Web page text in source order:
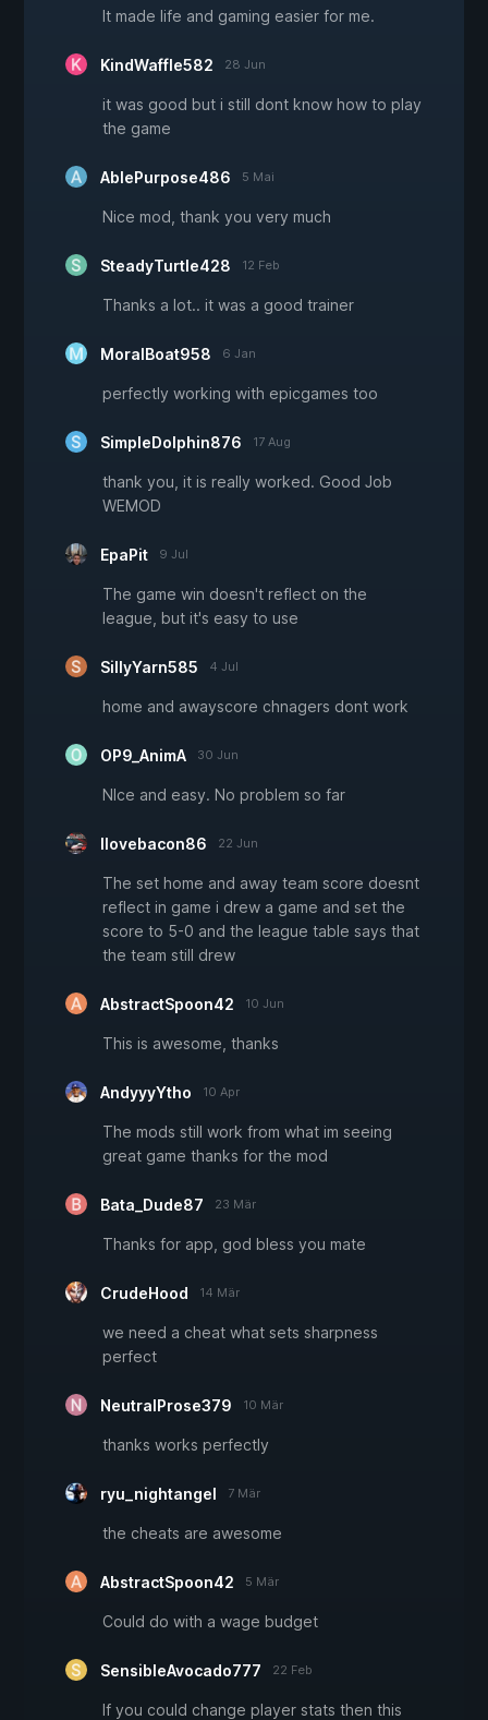
It made life and gaming easier for me.
KindWaffle582 28 Jun
it was good but i still dont know how to play
the game
AblePurpose486 5 Mai
Nice mod, thank you very much
SteadyTurtle428 12 Feb
Thanks a lot.. it was a good trainer
MoralBoat958 6 Jan
perfectly working with epicgames too
SimpleDolphin876 17 Aug
thank you, it is really worked. Good Job
WEMOD
EpaPit 9 Jul
The game win doesn't reflect on the
league, but it's easy to use
SillyYarn585 4 Jul
home and awayscore chnagers dont work
OP9_AnimA 30 Jun
NIce and easy. No problem so far
Ilovebacon86 22 Jun
The set home and away team score doesnt
reflect in game i drew a game and set the
score to 5-0 and the league table says that
the team still drew
AbstractSpoon42 10 Jun
This is awesome, thanks
AndyyyYtho 10 Apr
The mods still work from what im seeing
great game thanks for the mod
Bata_Dude87 23 Mär
Thanks for app, god bless you mate
CrudeHood 14 Mär
we need a cheat what sets sharpness
perfect
NeutralProse379 10 Mär
thanks works perfectly
ryu_nightangel 7 Mär
the cheats are awesome
AbstractSpoon42 5 Mär
Could do with a wage budget
SensibleAvocado777 22 Feb
If you could change player stats then this